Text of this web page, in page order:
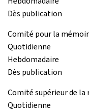
Dès publication
Comité pour la
Quotidienne
Hebdomadaire
Dès publication
Comité supérieur de
Quotidienne